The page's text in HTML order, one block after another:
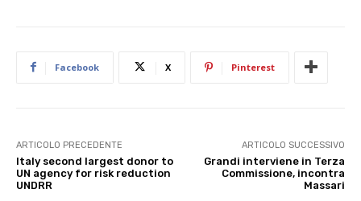
Facebook X Pinterest
ARTICOLO PRECEDENTE
Italy second largest donor to
UN agency for risk reduction
UNDRR
ARTICOLO SUCCESSIVO
Grandi interviene in Terza
Commissione, incontra
Massari